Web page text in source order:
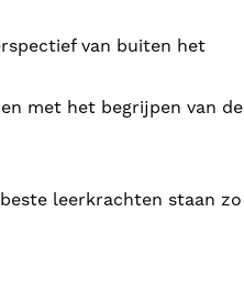
van buiten het
met het begrijpen van de
leerkrachten staan zo